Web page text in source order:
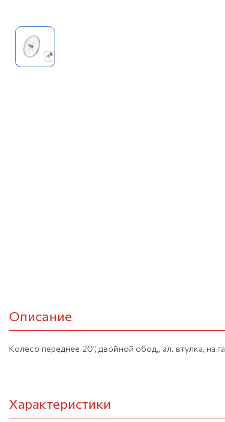
Описание
Колесо переднее 20", двойной обод,, ал. втулка, на
Характеристики